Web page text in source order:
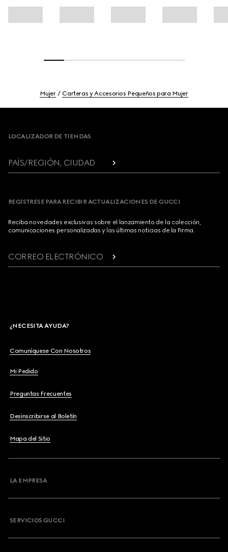
Mujer Carteras y Accesorios Pequeños para Mujer
LOCALIZADOR DE TIENDAS
PAÍS/REGIÓN, CIUDAD
REGÍSTRESE PARA RECIBIR ACTUALIZACIONES DE GUCCI
Reciba novedades exclusivas sobre el lanzamiento de la colección,
comunicaciones personalizadas y las últimas noticias de la Firma.
CORREO ELECTRÓNICO
¿NECESITA AYUDA?
Comuníquese Con Nosotros
Mi Pedido
Preguntas Frecuentes
Desinscribirse al Boletín
Mapa del Sitio
LA EMPRESA
SERVICIOS GUCCI